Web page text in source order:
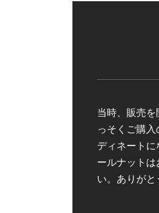
当時、販売
っそくご購
ディネート
ールナット
い。ありがと